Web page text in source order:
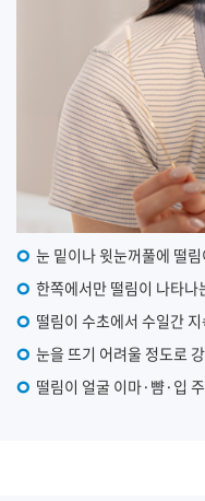
눈 밑이나 윗눈꺼풀에 떨림
한쪽에서만 떨림이 나타나
떨림이 수초에서 수일간
눈을 뜨기 어려울 정도로
떨림이 얼굴 이마·뺨·입